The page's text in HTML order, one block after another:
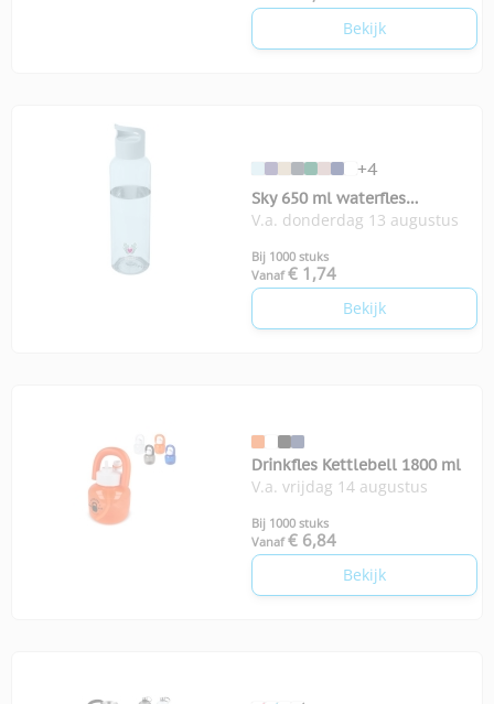
Bekijk
+4
Sky 650 ml waterfles
gerecycled plastic
V.a. donderdag 13 augustus
Bij 1000 stuks
Vanaf € 1,74
Bekijk
Drinkfles Kettlebell 1800 ml
V.a. vrijdag 14 augustus
Bij 1000 stuks
Vanaf € 6,84
Bekijk